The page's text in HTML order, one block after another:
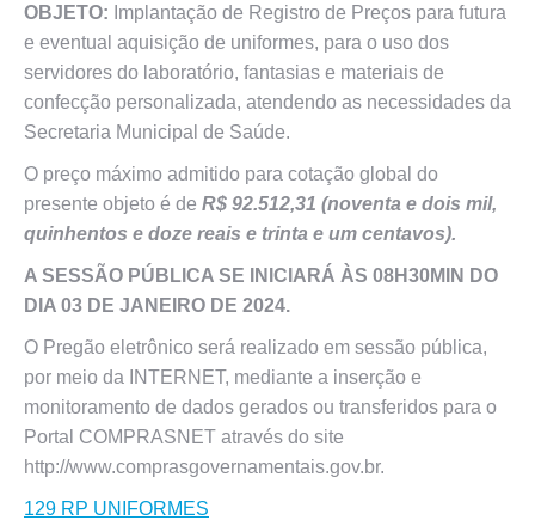
OBJETO: Implantação de Registro de Preços para futura
e eventual aquisição de uniformes, para o uso dos
servidores do laboratório, fantasias e materiais de
confecção personalizada, atendendo as necessidades da
Secretaria Municipal de Saúde.
O preço máximo admitido para cotação global do
presente objeto é de R$ 92.512,31 (noventa e dois mil,
quinhentos e doze reais e trinta e um centavos).
A SESSÃO PÚBLICA SE INICIARÁ ÀS 08H30MIN DO
DIA 03 DE JANEIRO DE 2024.
O Pregão eletrônico será realizado em sessão pública,
por meio da INTERNET, mediante a inserção e
monitoramento de dados gerados ou transferidos para o
Portal COMPRASNET através do site
http://www.comprasgovernamentais.gov.br.
129 RP UNIFORMES